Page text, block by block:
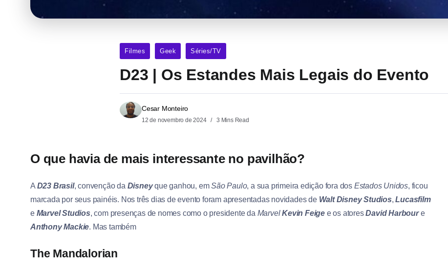
Filmes Geek Séries/TV
D23 | Os Estandes Mais Legais do Evento
Cesar Monteiro
12 de novembro de 2024 3 Mins Read
O que havia de mais interessante no pavilhão?
A D23 Brasil, convenção da Disneyque ganhou, emSão Paulo, a sua primeira edição fora dos Estados Unidos, ficou
marcada por seus painéis. Nos três dias de evento foram apresentadas novidades de Walt Disney Studios,Lucasfilm
e Marvel Studios, com presenças de nomes como o presidente da Marvel Kevin Feige e os atoresDavid Harboure
Anthony Mackie. Mas também
The Mandalorian